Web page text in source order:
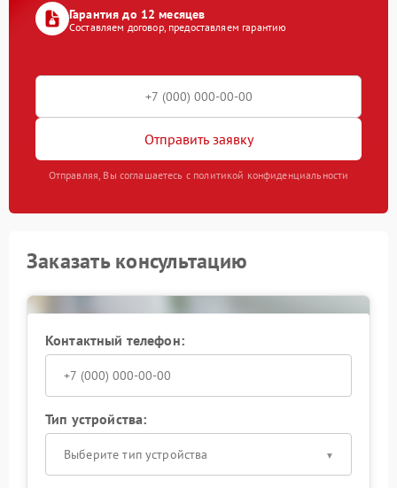
Гарантия до 12 месяцев
Составляем договор, предоставляем гарантию
Отправить заявку
Отправляя, Вы соглашаетесь с политикой конфиденциальности
Заказать консультацию
Контактный телефон:
Тип устройства:
Выберите тип устройства